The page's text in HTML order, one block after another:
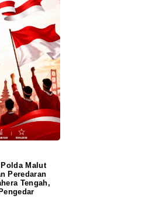
Malut
Peredaran
Tengah,